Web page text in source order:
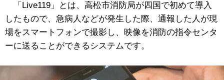
「Live119」とは、高松市消防局が四国で初めて導入
したもので、急病人などが発生した際、通報した人が現
場をスマートフォンで撮影し、映像を消防の指令センタ
ーに送ることができるシステムです。